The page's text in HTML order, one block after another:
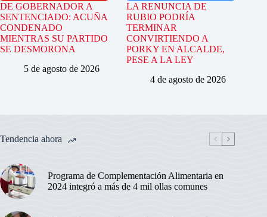
DE GOBERNADOR A
SENTENCIADO: ACUÑA
CONDENADO
MIENTRAS SU PARTIDO
SE DESMORONA
5 de agosto de 2026
LA RENUNCIA DE
RUBIO PODRÍA
TERMINAR
CONVIRTIENDO A
PORKY EN ALCALDE,
PESE A LA LEY
4 de agosto de 2026
Tendencia ahora
Programa de Complementación Alimentaria en
2024 integró a más de 4 mil ollas comunes